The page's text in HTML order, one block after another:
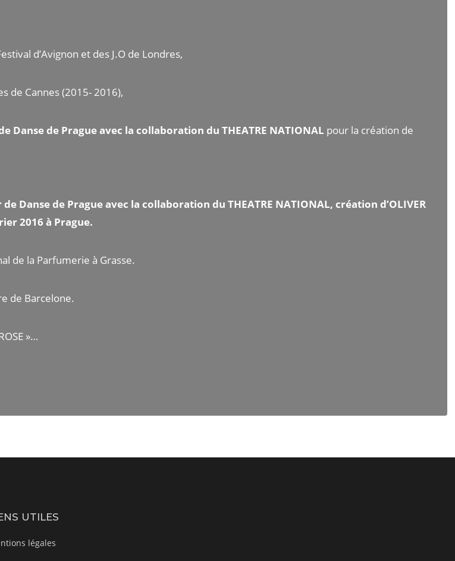
d’Avignon et des J.O de Londres,
de Cannes (2015- 2016),
de Prague avec la collaboration du THEATRE NATIONAL pour la création de
de Prague avec la collaboration du THEATRE NATIONAL, création d’OLIVER
2016 à Prague.
de la Parfumerie à Grasse.
de Barcelone.
»…
UTILES
légales